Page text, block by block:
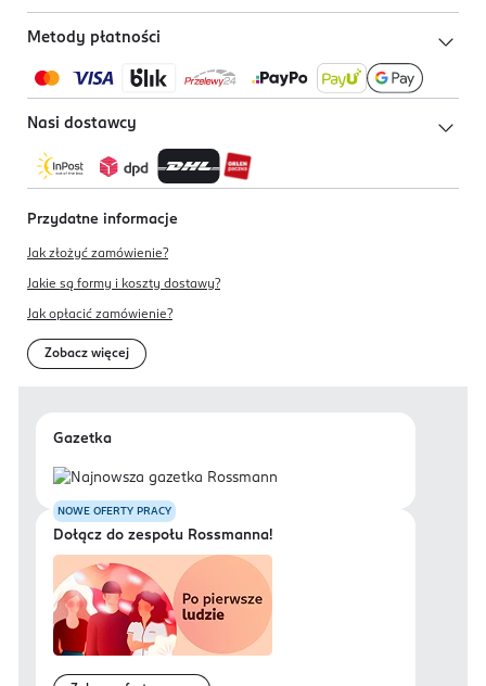
Metody płatności
Nasi dostawcy
Przydatne informacje
Jak złożyć zamówienie?
Jakie są formy i koszty dostawy?
Jak opłacić zamówienie?
Zobacz więcej
Gazetka
NOWE OFERTY PRACY
Dołącz do zespołu Rossmanna!